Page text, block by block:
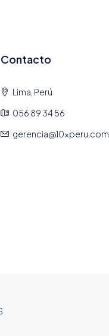
Contacto
Lima, Perú
056 89 34 56
gerencia@10xperu.com